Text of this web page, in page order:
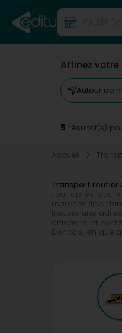
Affinez
Autour de
5 résultat(s)
Accueil
Transport routier
Jour après jour,
marchandise
trouver une
efficacité et
Doncols, en